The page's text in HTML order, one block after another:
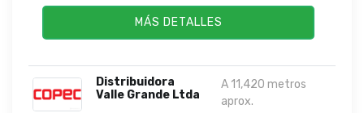
MÁS DETALLES
Distribuidora
Valle Grande Ltda
A 11,420 metros
aprox.